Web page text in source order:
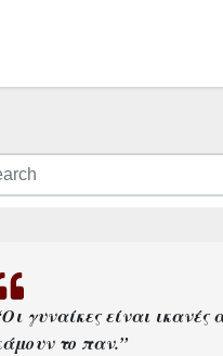
γυναίκες είναι ικανές
το παν.”